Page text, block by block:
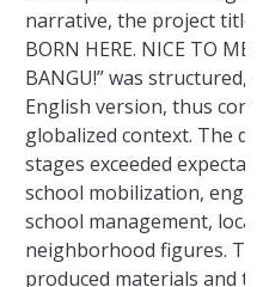
narrative, the project titled
BORN HERE. NICE TO
BANGU!” was structured,
English version, thus
globalized context. The
stages exceeded
school mobilization,
school management,
neighborhood figures.
produced materials and